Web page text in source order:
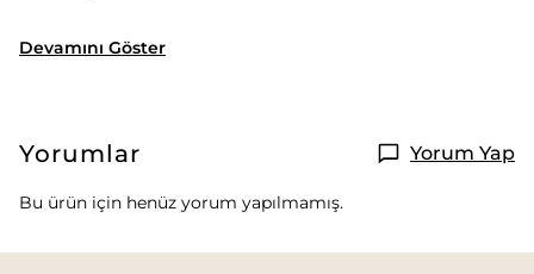
Devamını Göster
Yorumlar Yorum Yap
Bu ürün için henüz yorum yapılmamış.